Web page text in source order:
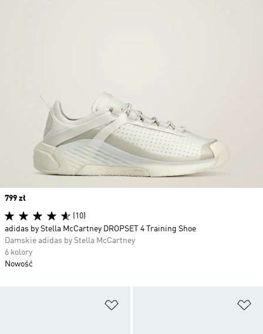
Price
799 zł
(10)
adidas by Stella McCartney DROPSET 4 Training Shoe
Damskie adidas by Stella McCartney
6 kolory
Nowość